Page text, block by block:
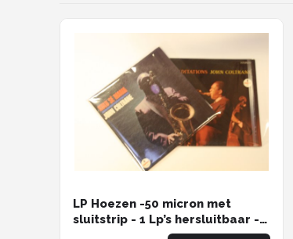
LP Hoezen -50 micron met
sluitstrip - 1 Lp’s hersluitbaar -
Buitenhoezen voor 12 inch